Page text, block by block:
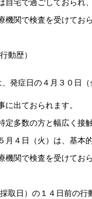
機関で検査を受けてお
動歴）
発症日の４月３０日
出ておられます。
定多数の方と幅広く接
月４日（火）は、基本
機関で検査を受けてお
取日）の１４日前の行